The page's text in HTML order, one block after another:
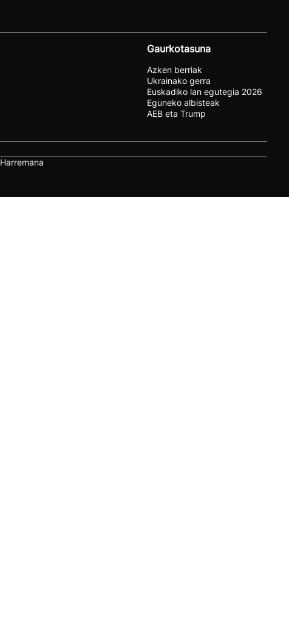
Gaurkotasuna
Azken berriak
Ukrainako gerra
Euskadiko lan egutegia 2026
Eguneko albisteak
AEB eta Trump
Harremana